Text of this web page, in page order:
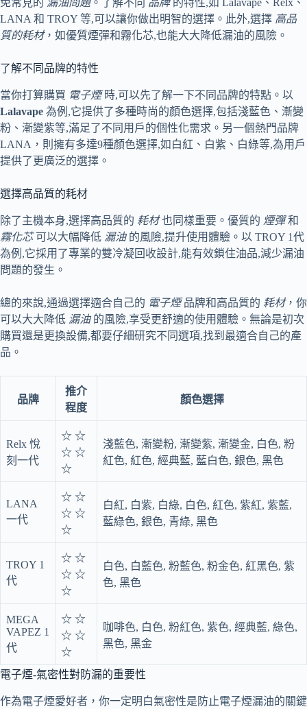
免常見的 漏油問題。了解不同 品牌的特性,如 Lalavape、Relx、
LANA 和 TROY 等,可以讓你做出明智的選擇。此外,選擇 高品
質的耗材，如優質煙彈和霧化芯,也能大大降低漏油的風險。
了解不同品牌的特性
當你打算購買 電子煙時,可以先了解一下不同品牌的特點。以
Lalavape 為例,它提供了多種時尚的顏色選擇,包括淺藍色、漸變
粉、漸變紫等,滿足了不同用戶的個性化需求。另一個熱門品牌
LANA，則擁有多達9種顏色選擇,如白紅、白紫、白綠等,為用戶
提供了更廣泛的選擇。
選擇高品質的耗材
除了主機本身,選擇高品質的 耗材也同樣重要。優質的 煙彈和
霧化芯可以大幅降低 漏油的風險,提升使用體驗。以 TROY 1代
為例,它採用了專業的雙冷凝回收設計,能有效鎖住油品,減少漏油
問題的發生。
總的來說,通過選擇適合自己的 電子煙品牌和高品質的 耗材，你
可以大大降低 漏油的風險,享受更舒適的使用體驗。無論是初次
購買還是更換設備,都要仔細研究不同選項,找到最適合自己的產
品。
品牌
推介
程度
顏色選擇
Relx 悅
刻一代
☆ ☆
☆ ☆
☆
淺藍色, 漸變粉, 漸變紫, 漸變金, 白色, 粉
紅色, 紅色, 經典藍, 藍白色, 銀色, 黑色
LANA
一代
☆ ☆
☆ ☆
☆
白紅, 白紫, 白綠, 白色, 紅色, 紫紅, 紫藍,
藍綠色, 銀色, 青綠, 黑色
TROY 1
代
☆ ☆
☆ ☆
☆
白色, 白藍色, 粉藍色, 粉金色, 紅黑色, 紫
色, 黑色
MEGA
VAPEZ 1
代
☆ ☆
☆ ☆
☆
咖啡色, 白色, 粉紅色, 紫色, 經典藍, 綠色,
黑色, 黑金
電子煙-氣密性對防漏的重要性
作為電子煙愛好者，你一定明白氣密性是防止電子煙漏油的關鍵